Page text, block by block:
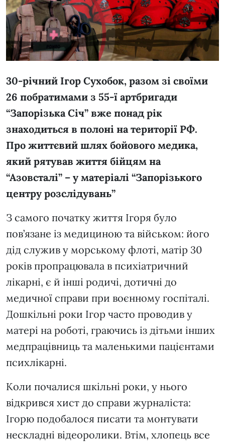
30-річний Ігор Сухобок, разом зі своїми
26 побратимами з 55-ї артбригади
“Запорізька Січ” вже понад рік
знаходиться в полоні на території РФ.
Про життєвий шлях бойового медика,
який рятував життя бійцям на
“Азовсталі” – у матеріалі “Запорізького
центру розслідувань”
З самого початку життя Ігоря було
пов’язане із медициною та військом: його
дід служив у морському флоті, матір 30
років пропрацювала в психіатричний
лікарні, є й інші родичі, дотичні до
медичної справи при воєнному госпіталі.
Дошкільні роки Ігор часто проводив у
матері на роботі, граючись із дітьми інших
медпрацівниць та маленькими пацієнтами
психлікарні.
Коли почалися шкільні роки, у нього
відкрився хист до справи журналіста:
Ігорю подобалося писати та монтувати
нескладні відеоролики. Втім, хлопець все